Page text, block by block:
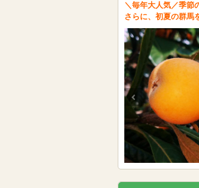
＼毎年大人気／季節
さらに、初夏の群馬